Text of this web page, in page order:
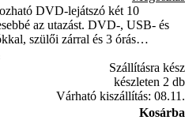
DVD-lejátszó két 10
az utazást. DVD-, USB- és
szülői zárral és 3 órás
Szállításra kész
készleten 2 db
Várható kiszállítás: 08.11.
Kosárba